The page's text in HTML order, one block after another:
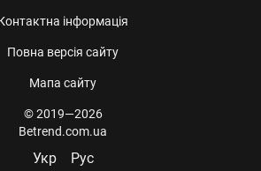
інформація
Повна версія сайту
Мапа сайту
© 2019—2026
Betrend.com.ua
Укр Рус